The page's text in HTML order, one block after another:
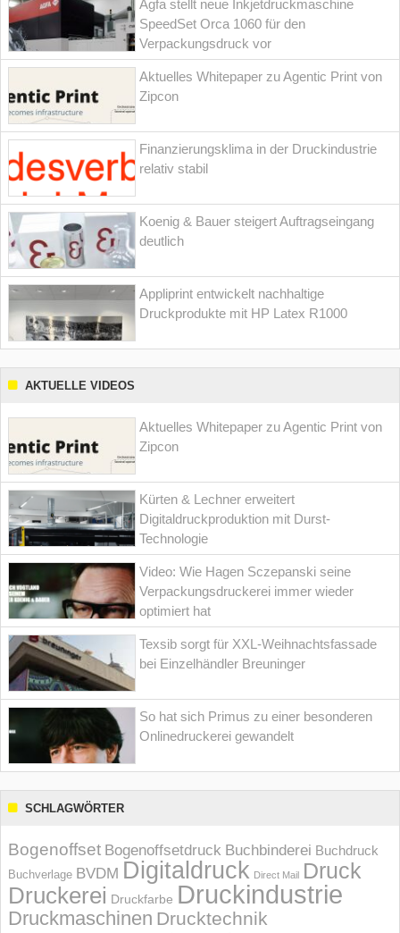
Agfa stellt neue Inkjetdruckmaschine
SpeedSet Orca 1060 für den
Verpackungsdruck vor
Aktuelles Whitepaper zu Agentic Print von
Zipcon
Finanzierungsklima in der Druckindustrie
relativ stabil
Koenig & Bauer steigert Auftragseingang
deutlich
Appliprint entwickelt nachhaltige
Druckprodukte mit HP Latex R1000
AKTUELLE VIDEOS
Aktuelles Whitepaper zu Agentic Print von
Zipcon
Kürten & Lechner erweitert
Digitaldruckproduktion mit Durst-
Technologie
Video: Wie Hagen Sczepanski seine
Verpackungsdruckerei immer wieder
optimiert hat
Texsib sorgt für XXL-Weihnachtsfassade
bei Einzelhändler Breuninger
So hat sich Primus zu einer besonderen
Onlinedruckerei gewandelt
SCHLAGWÖRTER
Bogenoffset Bogenoffsetdruck Buchbinderei Buchdruck
Buchverlage BVDM Digitaldruck Direct Mail Druck
Druckerei Druckfarbe Druckindustrie
Druckmaschinen Drucktechnik